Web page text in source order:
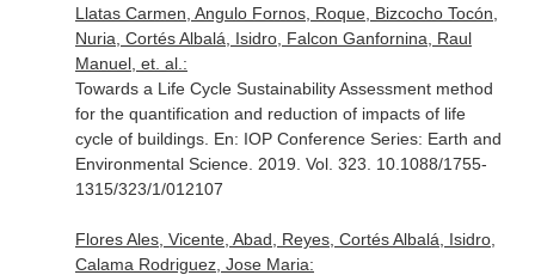
Llatas Carmen, Angulo Fornos, Roque, Bizcocho Tocón,
Nuria, Cortés Albalá, Isidro, Falcon Ganfornina, Raul
Manuel, et. al.:
Towards a Life Cycle Sustainability Assessment method
for the quantification and reduction of impacts of life
cycle of buildings. En: IOP Conference Series: Earth and
Environmental Science. 2019. Vol. 323. 10.1088/1755-
1315/323/1/012107
Flores Ales, Vicente, Abad, Reyes, Cortés Albalá, Isidro,
Calama Rodriguez, Jose Maria: